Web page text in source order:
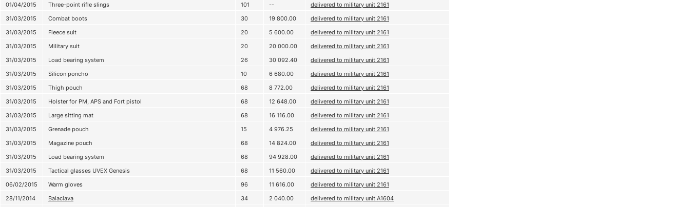
01/04/2015
Three-point rifle slings 101 --
delivered to military unit 2161
31/03/2015
Combat boots 30 19 800.00
delivered to military unit 2161
31/03/2015
Fleece suit 20 5 600.00
delivered to military unit 2161
31/03/2015
Military suit 20 20 000.00
delivered to military unit 2161
31/03/2015
Load bearing system 26 30 092.40
delivered to military unit 2161
31/03/2015
Silicon poncho 10 6 680.00
delivered to military unit 2161
31/03/2015
Thigh pouch 68 8 772.00
delivered to military unit 2161
31/03/2015
Holster for PM, APS and Fort pistol 68 12 648.00
delivered to military unit 2161
31/03/2015
Large sitting mat 68 16 116.00
delivered to military unit 2161
31/03/2015
Grenade pouch 15 4 976.25
delivered to military unit 2161
31/03/2015
Magazine pouch 68 14 824.00
delivered to military unit 2161
31/03/2015
Load bearing system 68 94 928.00
delivered to military unit 2161
31/03/2015
Tactical glasses UVEX Genesis 68 11 560.00
delivered to military unit 2161
06/02/2015
Warm gloves 96 11 616.00
delivered to military unit 2161
28/11/2014
Balaclava 34 2 040.00
delivered to military unit A1604